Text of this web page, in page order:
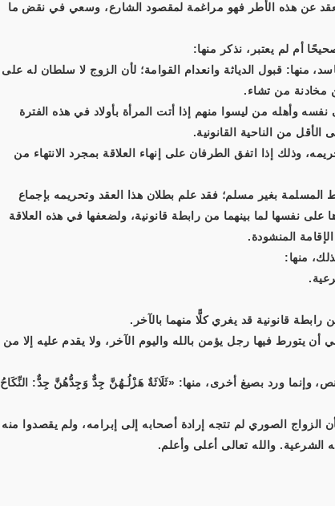
عن هذه الأطر فهو مراغمة لمقصود الشارع، وسعي في نقض ما
أم لم يعتبر، نذكر منها:
منها: قبول الدياثة وانعدام القوامة؛ لأن الزوج لا سلطان له على
مخادنة من تشاء.
وأهله من ليسوا منهم إذا أتت المرأة بأولاد في هذه الفترة
الأقل من الناحية القانونية.
وذلك إذا اتفق الطرفان على إنهاء العلاقة بمجرد الانتهاء من
المسلمة بغير مسلم؛ فقد علم بطلان هذا العقد وتحريمه بإجماع
على نفسها لما بينهما من رابطة قانونية، ولضعفها في هذه العلاقة
المنشودة.
منها:
رابطة قانونية قد يغري كلًّا منهما بالآخر.
أن يتورط فيها رجل يؤمن بالله واليوم الآخر، ولا يقدم عليه إلا من
وإنما ورد بصيغ أخرى، منها: «ثَلَاثَةٌ هَزْلُـهُنَّ جِدٌّ وَجِدُّهُنَّ جِدٌّ: النِّكَاحُ
الزواج الصوري لم تتجه إرادة أصحابه إلى إبرامه، ولم يقصدوا منه
الشرعية. والله تعالى أعلى وأعلم.